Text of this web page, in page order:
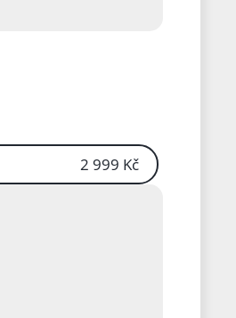
2 999 Kč